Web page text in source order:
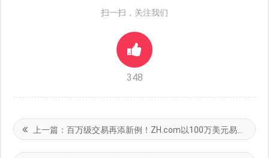
扫一扫，关注我们
348
上一篇：百万级交易再添新例！ZH.com以100万美元易主，中文互联网符号引资本竞逐